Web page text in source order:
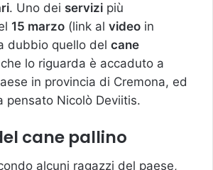
. Uno dei servizi più
15 marzo (link al video in
dubbio quello del cane
lo riguarda è accaduto a
in provincia di Cremona, ed
pensato Nicolò Deviitis.
cane pallino
alcuni ragazzi del paese,